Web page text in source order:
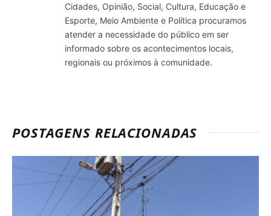
Cidades, Opinião, Social, Cultura, Educação e
Esporte, Meio Ambiente e Política procuramos
atender a necessidade do público em ser
informado sobre os acontecimentos locais,
regionais ou próximos à comunidade.
POSTAGENS RELACIONADAS